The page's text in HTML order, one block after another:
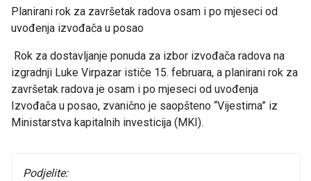
Planirani rok za završetak radova osam i po mjeseci od
uvođenja izvođača u posao
Rok za dostavljanje ponuda za izbor izvođača radova na
izgradnji Luke Virpazar ističe 15. februara, a planirani rok za
završetak radova je osam i po mjeseci od uvođenja
Izvođača u posao, zvanično je saopšteno “Vijestima” iz
Ministarstva kapitalnih investicija (MKI).
Podjelite: